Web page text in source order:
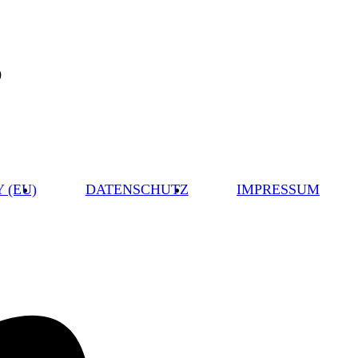
IMPRESSUM
DATENSCHUTZ
(EU)